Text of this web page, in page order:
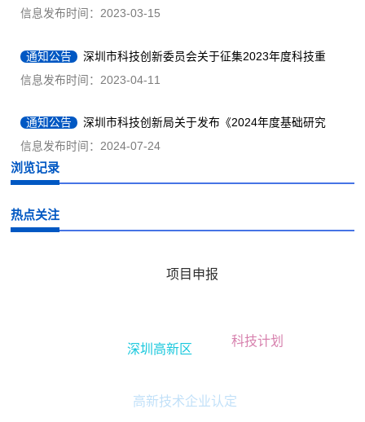
技术企业培育资助第二批拟资助企业申请材料和拨款材料的通
信息发布时间：2023-03-15
通知公告
深圳市科技创新委员会关于征集2023年度科技重
大专项备选课题（第一批）的通知
信息发布时间：2023-04-11
通知公告
深圳市科技创新局关于发布《2024年度基础研究
专项（深圳市自然科学基金）面上项目申请指南》的通知
信息发布时间：2024-07-24
发展科技专项项目指南建议的通知
信息发布时间：2022-08-08
市基础研究专项（自然科学基金）重点项目申请指南》的通知
信息发布时间：2022-07-27
专家库备选专家的通知
浏览记录
热点关注
项目申报
科技计划
高新技术企业认定
深圳高新区